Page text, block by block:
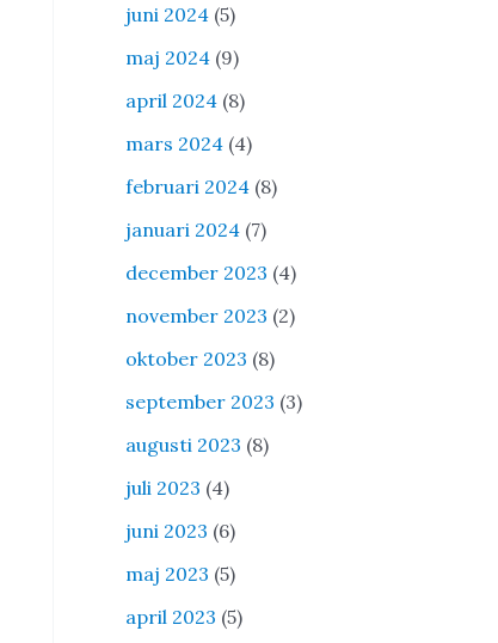
juni 2024 (5)
maj 2024 (9)
april 2024 (8)
mars 2024 (4)
februari 2024 (8)
januari 2024 (7)
december 2023 (4)
november 2023 (2)
oktober 2023 (8)
september 2023 (3)
augusti 2023 (8)
juli 2023 (4)
juni 2023 (6)
maj 2023 (5)
april 2023 (5)